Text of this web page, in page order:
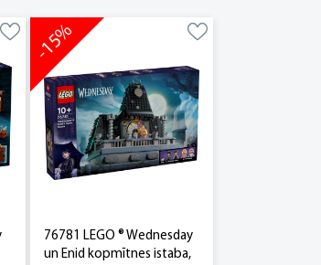
76781 LEGO ® Wednesday
un Enid kopmītnes istaba,
-15%